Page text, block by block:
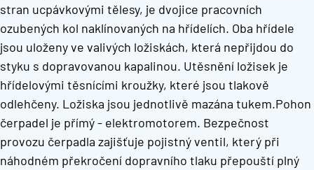
stran ucpávkovými tělesy, je dvojice pracovních
ozubených kol naklínovaných na hřídelích. Oba hřídele
jsou uloženy ve valivých ložiskách, která nepřijdou do
styku s dopravovanou kapalinou. Utěsnění ložisek je
hřídelovými těsnícími kroužky, které jsou tlakově
odlehčeny. Ložiska jsou jednotlivě mazána tukem.Pohon
čerpadel je přímý - elektromotorem. Bezpečnost
provozu čerpadla zajišťuje pojistný ventil, který při
náhodném překročení dopravního tlaku přepouští plný